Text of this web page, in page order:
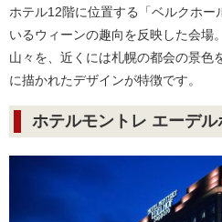
ホテル12階に位置する「ベルクホー
いるウィーンの趣向を反映した会場
山々を、近くには札幌の都会の景色
に描かれたデザインが特徴です。
ホテルモントレ エーデ